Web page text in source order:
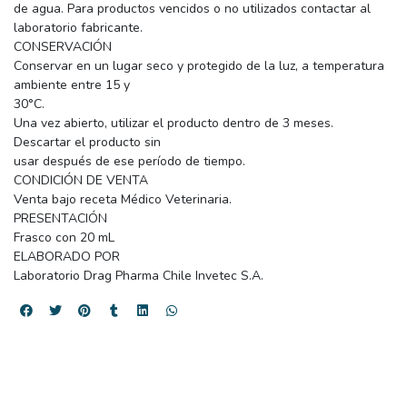
de agua. Para productos vencidos o no utilizados contactar al
laboratorio fabricante.
CONSERVACIÓN
Conservar en un lugar seco y protegido de la luz, a temperatura
ambiente entre 15 y
30°C.
Una vez abierto, utilizar el producto dentro de 3 meses.
Descartar el producto sin
usar después de ese período de tiempo.
CONDICIÓN DE VENTA
Venta bajo receta Médico Veterinaria.
PRESENTACIÓN
Frasco con 20 mL
ELABORADO POR
Laboratorio Drag Pharma Chile Invetec S.A.